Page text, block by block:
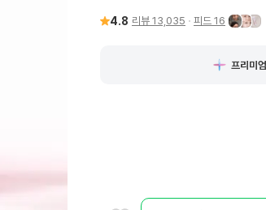
4.8 리뷰 13,035 피드 16
프리미